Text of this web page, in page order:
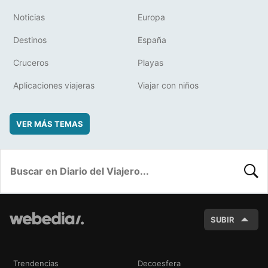
Noticias Europa
Destinos España
Cruceros Playas
Aplicaciones viajeras Viajar con niños
VER MÁS TEMAS
SUBIR
Trendencias Decoesfera